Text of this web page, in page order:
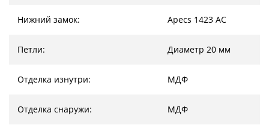
Нижний замок: Apecs 1423 AC
Петли: Диаметр 20 мм
Отделка изнутри: МДФ
Отделка снаружи: МДФ